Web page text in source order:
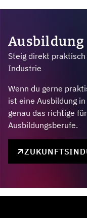
Steig direkt
Industrie
Wenn du gerne
ist eine Ausbildung
genau das richtige
Ausbildungsberufe.